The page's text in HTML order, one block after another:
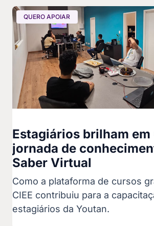
QUERO APOIAR
Estagiários brilham em
jornada de
Saber Virtual
Como a plataforma de cursos
CIEE contribuiu para a
estagiários da Youtan.